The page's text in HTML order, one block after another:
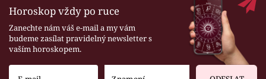
Horoskop vždy po ruce
Zanechte nám váš e-mail a my vám
budeme zasílat pravidelný newsletter s
vaším horoskopem.